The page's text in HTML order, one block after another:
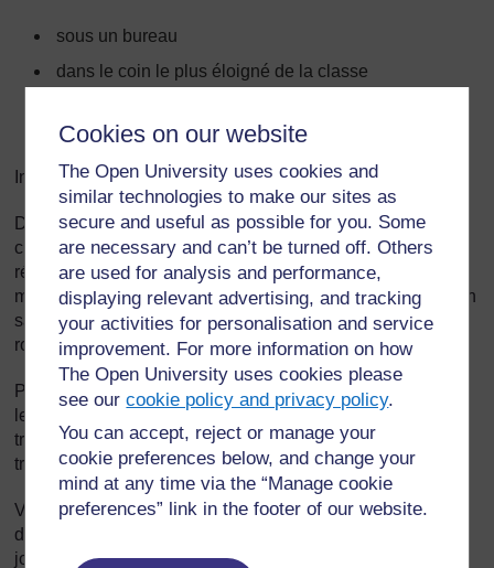
Cookies on our website
The Open University uses cookies and
similar technologies to make our sites as
secure and useful as possible for you. Some
are necessary and can’t be turned off. Others
are used for analysis and performance,
displaying relevant advertising, and tracking
your activities for personalisation and service
improvement. For more information on how
The Open University uses cookies please
see ourcookie policy and privacy policy.
You can accept, reject or manage your
cookie preferences below, and change your
mind at any time via the “Manage cookie
preferences” link in the footer of our website.
sous un bureau
dans le coin le plus éloigné de la classe
dans les poumons d’un élève.
Insistez sur le fait que l’air est partout autour de nous.
Divisez votre classe en huit groupes. Chaque groupe
choisit un responsable.<0} Expliquez-leur qu’après la
récréation, ils vont travailler à tour de rôle pendant dix
minutes sur chacune des quatre stations de travail afin d’en
savoir plus sur l’air. Cela s’appelle du travail de groupe
rotatif.
Pendant la récréation, installez les stations de travail avec
le matériel nécessaire, et posez une copie de la feuille de
travail devant chaque station. Vous trouverez les cartes de
travail à laRessource 2 : Expériences sur l’air.
Vous pouvez demander aux huit responsables de groupe
de vous aider de manière à ce qu’ils soient préparés à
jouer leur rôle de responsable pendant les expériences.